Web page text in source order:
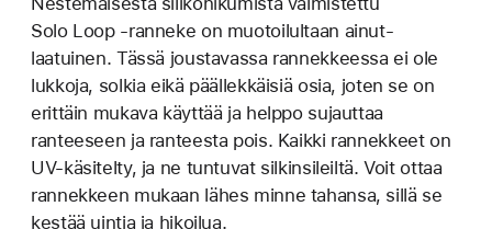
Solo Loop ‑ranneke on muotoilultaan ainut­
laatuinen. Tässä joustavassa rannek­keessa ei ole
lukkoja, solkia eikä päällek­käisiä osia, joten se on
erittäin mukava käyttää ja helppo sujauttaa
ranteeseen ja ranteesta pois. Kaikki rannekkeet on
UV-käsitelty, ja ne tuntuvat silkinsileiltä. Voit ottaa
rannekkeen mukaan lähes minne tahansa, sillä se
kestää uintia ja hikoilua.